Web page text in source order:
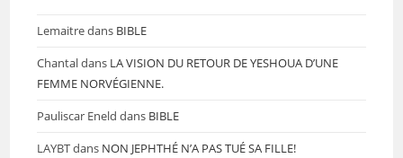
Lemaitredans BIBLE
Chantaldans LA VISION DU RETOUR DE YESHOUA D’UNE
FEMME NORVÉGIENNE.
Pauliscar Eneld dans BIBLE
LAYBTdans NON JEPHTHÉ N’A PAS TUÉ SA FILLE!